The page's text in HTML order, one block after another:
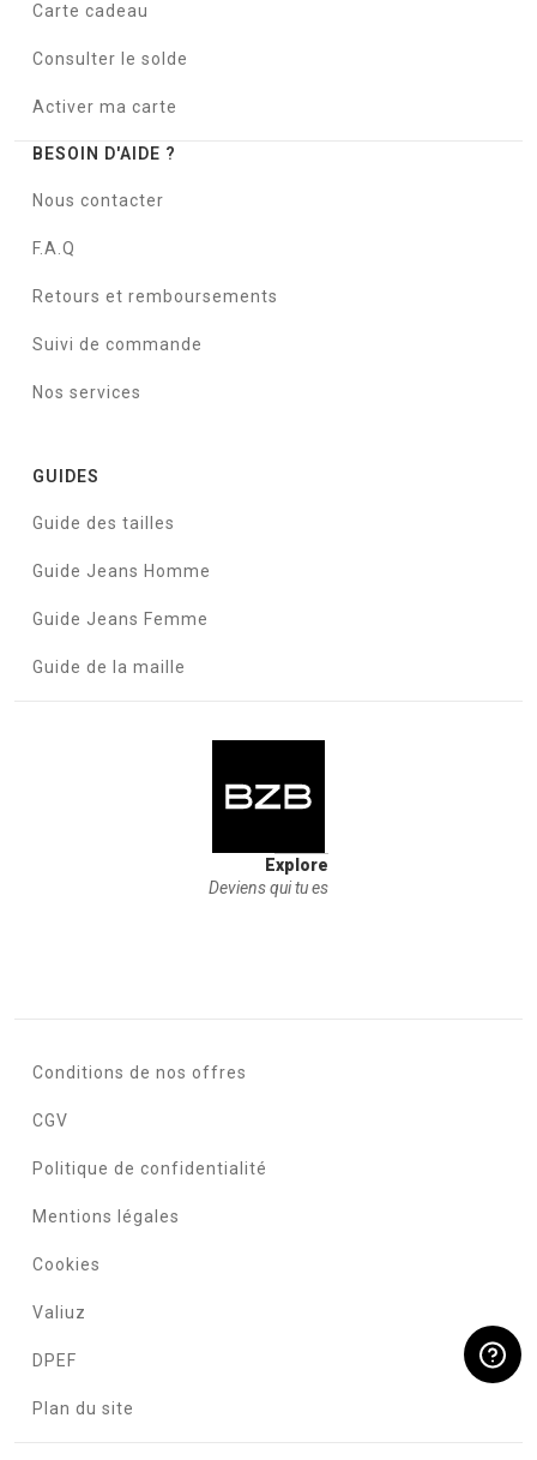
Carte cadeau
Consulter le solde
Activer ma carte
BESOIN D'AIDE ?
Nous contacter
F.A.Q
Retours et remboursements
Suivi de commande
Nos services
GUIDES
Guide des tailles
Guide Jeans Homme
Guide Jeans Femme
Guide de la maille
Explore
Deviens qui tu es
Conditions de nos offres
CGV
Politique de confidentialité
Mentions légales
Cookies
Valiuz
DPEF
Plan du site